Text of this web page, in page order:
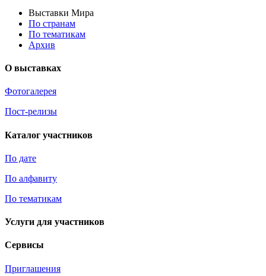
Выставки Мира
По странам
По тематикам
Архив
О выставках
Фотогалерея
Пост-релизы
Каталог участников
По дате
По алфавиту
По тематикам
Услуги для участников
Сервисы
Приглашения